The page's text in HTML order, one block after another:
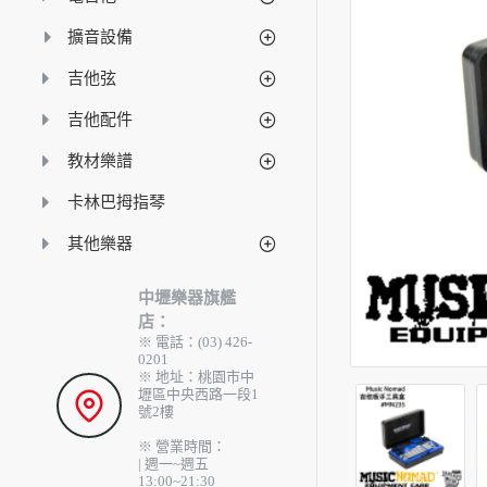
擴音設備
吉他弦
吉他配件
教材樂譜
卡林巴拇指琴
其他樂器
中壢樂器旗艦
店：
※ 電話：(03) 426-
0201
※ 地址：桃園市中
壢區中央西路一段1
號2樓
※ 營業時間：
| 週一~週五
13:00~21:30